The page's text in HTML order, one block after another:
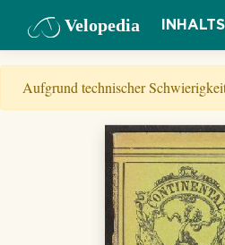
Velopedia
Aufgrund technischer